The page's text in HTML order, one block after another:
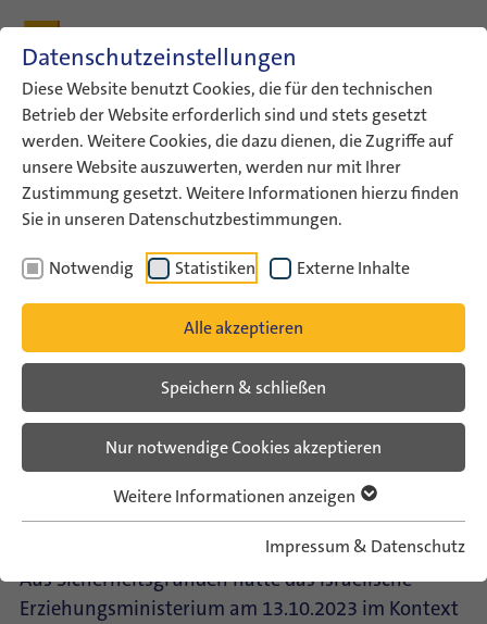
Datenschutzeinstellungen
Diese Website benutzt Cookies, die für den technischen
Betrieb der Website erforderlich sind und stets gesetzt
werden. Weitere Cookies, die dazu dienen, die Zugriffe auf
unsere Website auszuwerten, werden nur mit Ihrer
Zustimmung gesetzt. Weitere Informationen hierzu finden
Sie in unseren Datenschutzbestimmungen.
Notwendig Statistiken Externe Inhalte
Alle akzeptieren
Speichern & schließen
Nur notwendige Cookies akzeptieren
Weitere Informationen anzeigen
Impressum & Datenschutz
ConAct Aktuelles ConAct-News Neu: Israelische…
ConAct-News
Neu: Israelische
Jugendgruppen dürfen wieder
nach Deutschland reisen
Beschränkung des Israelischen
Erziehungsministeriums wurde
aufgehoben
Aus Sicherheitsgründen hatte das israelische
Erziehungsministerium am 13.10.2023 im Kontext